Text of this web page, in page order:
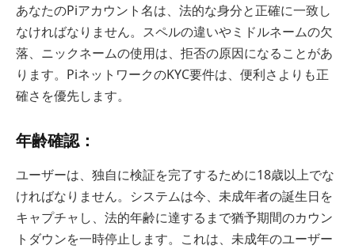
あなたのPiアカウント名は、法的な身分と正確に一致し
なければなりません。スペルの違いやミドルネームの欠
落、ニックネームの使用は、拒否の原因になることがあ
ります。PiネットワークのKYC要件は、便利さよりも正
確さを優先します。
年齢確認：
ユーザーは、独自に検証を完了するために18歳以上でな
ければなりません。システムは今、未成年者の誕生日を
キャプチャし、法的年齢に達するまで猶予期間のカウン
トダウンを一時停止します。これは、未成年のユーザー